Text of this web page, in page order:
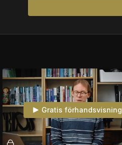
Gratis förhandsvisning